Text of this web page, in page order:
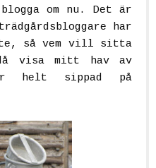
om nu. Det är
har
så vem vill sitta
visa mitt hav av
helt sippad på